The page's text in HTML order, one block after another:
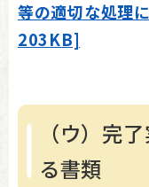
等の適切な処理
203KB]
（ウ）完
る書類